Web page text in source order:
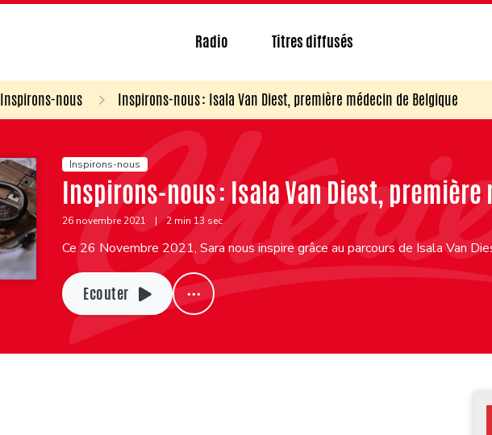
Radio Titres diffusés
Inspirons-nous Inspirons-nous : Isala Van Diest, première médecin de Belgique
Inspirons-nous
Inspirons-nous : Isala Van Diest,
26 novembre 2021 | 2 min 13 sec
Ce 26 Novembre 2021, Sara nous inspire grâce au parcours de Isala Van
Ecouter